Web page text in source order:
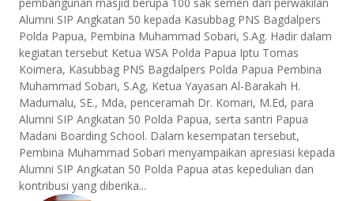
Alumni SIP Angkatan 50 kepada Kasubbag PNS Bagdalpers
Polda Papua, Pembina Muhammad Sobari, S.Ag. Hadir dalam
kegiatan tersebut Ketua WSA Polda Papua Iptu Tomas
Koimera, Kasubbag PNS Bagdalpers Polda Papua Pembina
Muhammad Sobari, S.Ag, Ketua Yayasan Al-Barakah H.
Madumalu, SE., Mda, penceramah Dr. Komari, M.Ed, para
Alumni SIP Angkatan 50 Polda Papua, serta santri Papua
Madani Boarding School. Dalam kesempatan tersebut,
Pembina Muhammad Sobari menyampaikan apresiasi kepada
Alumni SIP Angkatan 50 Polda Papua atas kepedulian dan
kontribusi yang diberika...